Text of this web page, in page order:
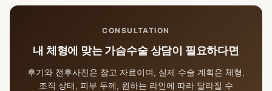
CONSULTATION
내 체형에 맞는 가슴수술 상담이 필요하다면
후기와 전후사진은 참고 자료이며, 실제 수술 계획은 체형,
조직 상태, 피부 두께, 원하는 라인에 따라 달라질 수